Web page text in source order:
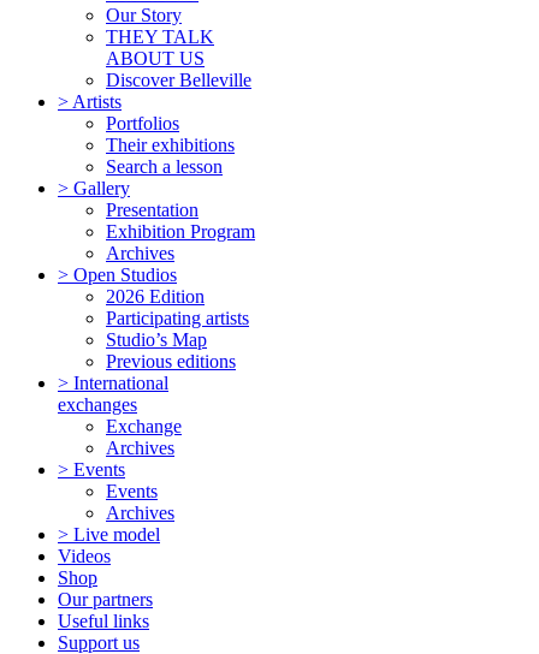
Our Story
THEY TALK
ABOUT US
Discover Belleville
> Artists
Portfolios
Their exhibitions
Search a lesson
> Gallery
Presentation
Exhibition Program
Archives
> Open Studios
2026 Edition
Participating artists
Studio’s Map
Previous editions
> International
exchanges
Exchange
Archives
> Events
Events
Archives
> Live model
Videos
Shop
Our partners
Useful links
Support us